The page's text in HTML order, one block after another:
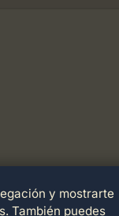
y mostrarte
También puedes